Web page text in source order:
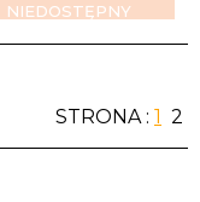
NIEDOSTĘPNY
STRONA : 1 2